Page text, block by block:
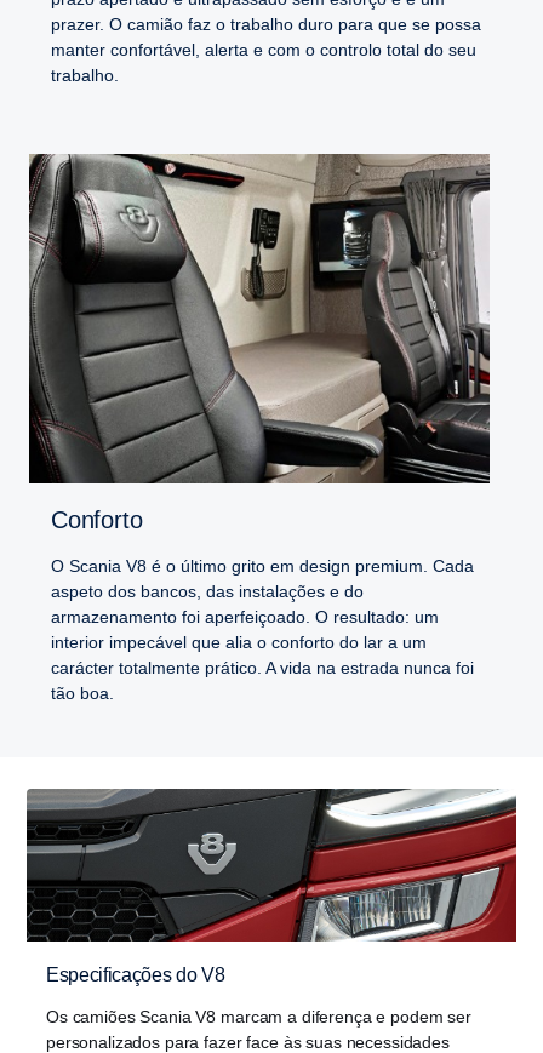
prazer. O camião faz o trabalho duro para que se possa
manter confortável, alerta e com o controlo total do seu
trabalho.
Conforto
O Scania V8 é o último grito em design premium. Cada
aspeto dos bancos, das instalações e do
armazenamento foi aperfeiçoado. O resultado: um
interior impecável que alia o conforto do lar a um
carácter totalmente prático. A vida na estrada nunca foi
tão boa.
Especificações do V8
Os camiões Scania V8 marcam a diferença e podem ser
personalizados para fazer face às suas necessidades